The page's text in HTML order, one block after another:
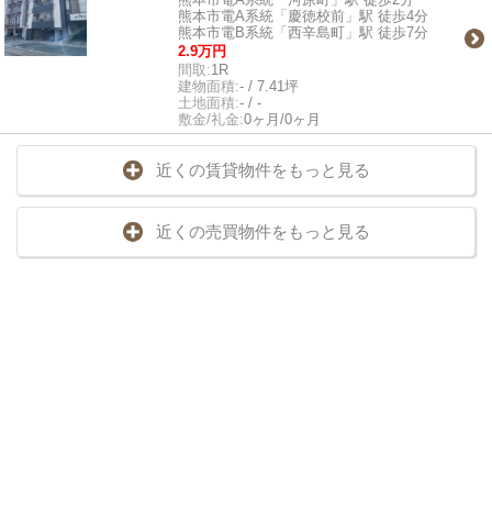
熊本市電A系統「慶徳校前」駅 徒歩4分
熊本市電B系統「西辛島町」駅 徒歩7分
2.9万円
間取:1R
建物面積:- / 7.41坪
土地面積:- / -
敷金/礼金:0ヶ月/0ヶ月
近くの賃貸物件をもっと見る
近くの売買物件をもっと見る